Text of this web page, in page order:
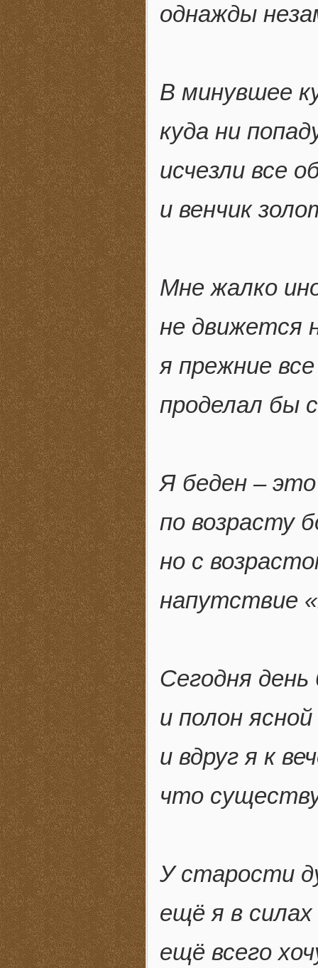
однажды
В минувшее
куда ни
исчезли все
и венчик
Мне жалко
не движется
я прежние
проделал бы
Я беден –
по возрасту
но с
напутствие
Сегодня
и полон
и вдруг я к
что
У старости
ещё я в
ещё всего